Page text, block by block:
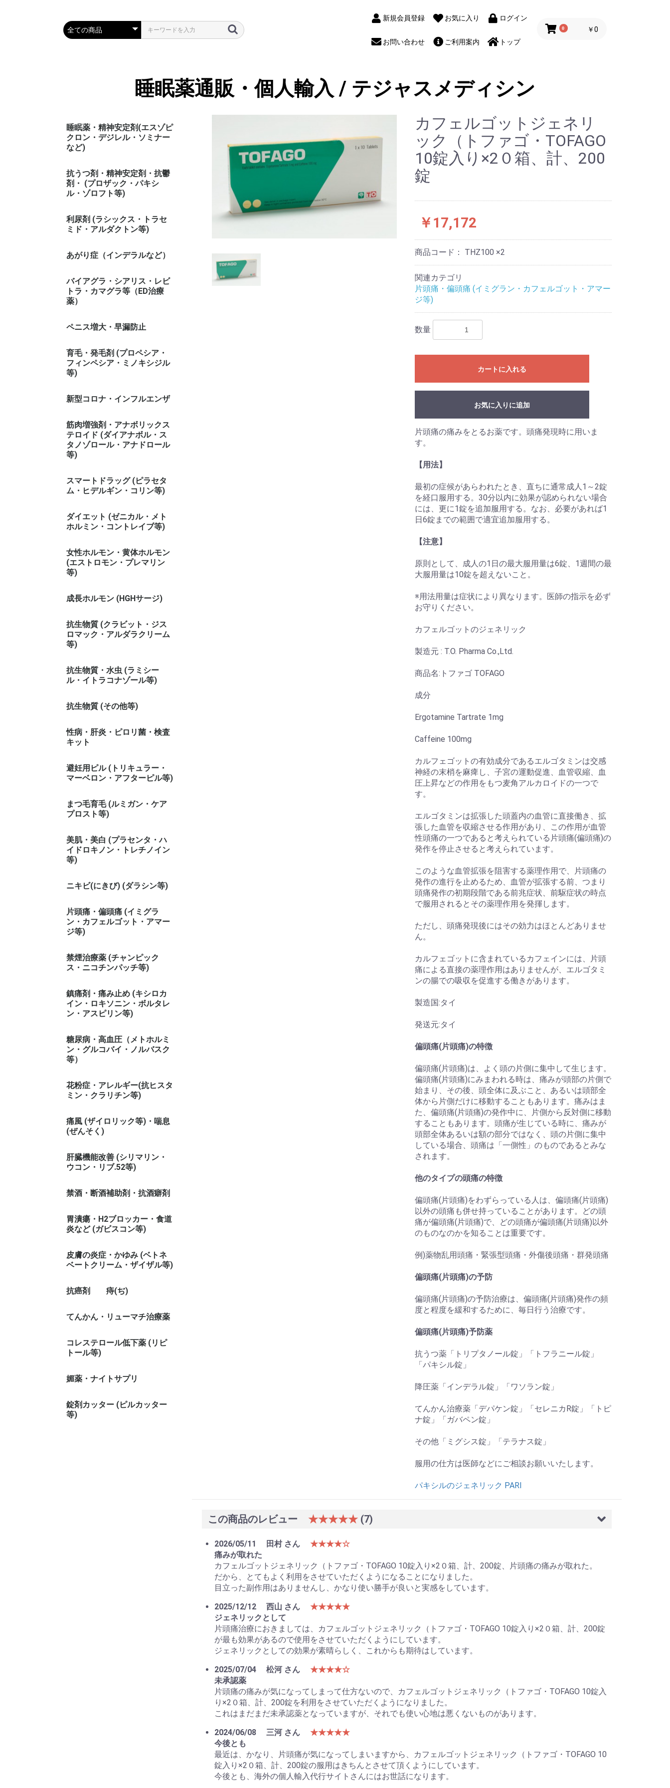
新規会員登録 お気に入り ログイン
お問い合わせ ご利用案内 トップ
0 ￥0
睡眠薬通販・個人輸入 / テジャスメディシン
睡眠薬・精神安定剤(エスゾピ
クロン・デジレル・ソミナー
など)
抗うつ剤・精神安定剤・抗鬱
剤・ (プロザック・パキシ
ル・ゾロフト等)
利尿剤 (ラシックス・トラセ
ミド・アルダクトン等)
あがり症（インデラルなど）
バイアグラ・シアリス・レビ
トラ・カマグラ等（ED治療
薬）
ペニス増大・早漏防止
育毛・発毛剤 (プロペシア・
フィンペシア・ミノキシジル
等)
新型コロナ・インフルエンザ
筋肉増強剤・アナボリックス
テロイド (ダイアナボル・ス
タノゾロール・アナドロール
等)
スマートドラッグ (ピラセタ
ム・ヒデルギン・コリン等)
ダイエット (ゼニカル・メト
ホルミン・コントレイブ等)
女性ホルモン・黄体ホルモン
(エストロモン・プレマリン
等)
成長ホルモン (HGHサージ)
抗生物質 (クラビット・ジス
ロマック・アルダラクリーム
等)
抗生物質・水虫 (ラミシー
ル・イトラコナゾール等)
抗生物質 (その他等)
性病・肝炎・ピロリ菌・検査
キット
避妊用ピル (トリキュラー・
マーベロン・アフターピル等)
まつ毛育毛 (ルミガン・ケア
プロスト等)
美肌・美白 (プラセンタ・ハ
イドロキノン・トレチノイン
等)
ニキビ(にきび) (ダラシン等)
片頭痛・偏頭痛 (イミグラ
ン・カフェルゴット・アマー
ジ等)
禁煙治療薬 (チャンピック
ス・ニコチンパッチ等)
鎮痛剤・痛み止め (キシロカ
イン・ロキソニン・ボルタレ
ン・アスピリン等)
糖尿病・高血圧（メトホルミ
ン・グルコバイ・ノルバスク
等）
花粉症・アレルギー(抗ヒスタ
ミン・クラリチン等)
痛風 (ザイロリック等)・喘息
(ぜんそく)
肝臓機能改善 (シリマリン・
ウコン・リブ.52等)
禁酒・断酒補助剤・抗酒癖剤
胃潰瘍・H2ブロッカー・食道
炎など (ガビスコン等)
皮膚の炎症・かゆみ (ベトネ
ベートクリーム・ザイザル等)
抗癌剤 痔(ぢ)
てんかん・リューマチ治療薬
コレステロール低下薬 (リピ
トール等)
媚薬・ナイトサプリ
錠剤カッター (ピルカッター
等)
カフェルゴットジェネリ
ック（トファゴ・TOFAGO
10錠入り×2０箱、計、200
錠
￥17,172
商品コード： THZ100 ×2
関連カテゴリ
片頭痛・偏頭痛 (イミグラン・カフェルゴット・アマー
ジ等)
数量
カートに入れる
お気に入りに追加
片頭痛の痛みをとるお薬です。頭痛発現時に用いま
す。
【用法】
最初の症候があらわれたとき、直ちに通常成人1～2錠
を経口服用する。30分以内に効果が認められない場合
には、更に1錠を追加服用する。なお、必要があれば1
日6錠までの範囲で適宜追加服用する。
【注意】
原則として、成人の1日の最大服用量は6錠、1週間の最
大服用量は10錠を超えないこと。
※用法用量は症状により異なります。医師の指示を必ず
お守りください。
カフェルゴットのジェネリック
製造元 : T.O. Pharma Co.,Ltd.
商品名:トファゴ TOFAGO
成分
Ergotamine Tartrate 1mg
Caffeine 100mg
カルフェゴットの有効成分であるエルゴタミンは交感
神経の末梢を麻痺し、子宮の運動促進、血管収縮、血
圧上昇などの作用をもつ麦角アルカロイドの一つで
す。
エルゴタミンは拡張した頭蓋内の血管に直接働き、拡
張した血管を収縮させる作用があり、この作用が血管
性頭痛の一つであると考えられている片頭痛(偏頭痛)の
発作を停止させると考えられています。
このような血管拡張を阻害する薬理作用で、片頭痛の
発作の進行を止めるため、血管が拡張する前、つまり
頭痛発作の初期段階である前兆症状、前駆症状の時点
で服用されるとその薬理作用を発揮します。
ただし、頭痛発現後にはその効力はほとんどありませ
ん。
カルフェゴットに含まれているカフェインには、片頭
痛による直接の薬理作用はありませんが、エルゴタミ
ンの腸での吸収を促進する働きがあります。
製造国:タイ
発送元:タイ
偏頭痛(片頭痛)の特徴
偏頭痛(片頭痛)は、よく頭の片側に集中して生じます。
偏頭痛(片頭痛)にみまわれる時は、痛みが頭部の片側で
始まり、その後、頭全体に及ぶこと、あるいは頭部全
体から片側だけに移動することもあります。痛みはま
た、偏頭痛(片頭痛)の発作中に、片側から反対側に移動
することもあります。頭痛が生じている時に、痛みが
頭部全体あるいは額の部分ではなく、頭の片側に集中
している場合、頭痛は「一側性」のものであるとみな
されます。
他のタイプの頭痛の特徴
偏頭痛(片頭痛)をわずらっている人は、偏頭痛(片頭痛)
以外の頭痛も併せ持っていることがあります。どの頭
痛が偏頭痛(片頭痛)で、どの頭痛が偏頭痛(片頭痛)以外
のものなのかを知ることは重要です。
例)薬物乱用頭痛・緊張型頭痛・外傷後頭痛・群発頭痛
偏頭痛(片頭痛)の予防
偏頭痛(片頭痛)の予防治療は、偏頭痛(片頭痛)発作の頻
度と程度を緩和するために、毎日行う治療です。
偏頭痛(片頭痛)予防薬
抗うつ薬「トリプタノール錠」「トフラニール錠」
「パキシル錠」
降圧薬「インデラル錠」「ワソラン錠」
てんかん治療薬「デパケン錠」「セレニカR錠」「トピ
ナ錠」「ガバペン錠」
その他「ミグシス錠」「テラナス錠」
服用の仕方は医師などにご相談お願いいたします。
パキシルのジェネリック PARI
この商品のレビュー ★★★★★ (7)
2026/05/11 田村 さん
★★★★☆
痛みが取れた
カフェルゴットジェネリック（トファゴ・TOFAGO 10錠入り×2０箱、計、200錠、片頭痛の痛みが取れた。
だから、とてもよく利用をさせていただくようになることになりました。
目立った副作用はありませんし、かなり使い勝手が良いと実感をしています。
2025/12/12
西山 さん
★★★★★
ジェネリックとして
片頭痛治療におきましては、カフェルゴットジェネリック（トファゴ・TOFAGO 10錠入り×2０箱、計、200錠
が最も効果があるので使用をさせていただくようにしています。
ジェネリックとしての効果が素晴らしく、これからも期待はしています。
2025/07/04
松河 さん
★★★★☆
未承認薬
片頭痛の痛みが気になってしまって仕方ないので、カフェルゴットジェネリック（トファゴ・TOFAGO 10錠入
り×2０箱、計、200錠を利用をさせていただくようになりました。
これはまだまだ未承認薬となっていますが、それでも使い心地は悪くないものがあります。
2024/06/08
三河 さん
★★★★★
今後とも
最近は、かなり、片頭痛が気になってしまいますから、カフェルゴットジェネリック（トファゴ・TOFAGO 10
錠入り×2０箱、計、200錠の服用はきちんとさせて頂くようにしています。
今後とも、海外の個人輸入代行サイトさんにはお世話になります。